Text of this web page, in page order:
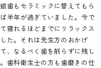
歯もセラミックに替えてもら
半年が過ぎていました。今で
寝れるほどまでにリラックス
た。それは先生方のおかげ
、なるべく歯を削らずに残し
歯科衛生士の方も歯磨きの仕